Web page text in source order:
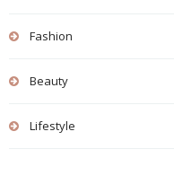
Fashion
Beauty
Lifestyle